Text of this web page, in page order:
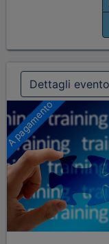
Dettagli evento
A pagamento